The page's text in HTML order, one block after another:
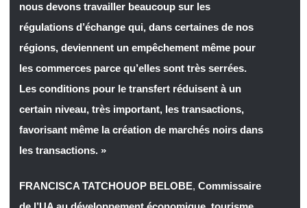
nous devons travailler beaucoup sur les
régulations d’échange qui, dans certaines de nos
régions, deviennent un empêchement même pour
les commerces parce qu’elles sont très serrées.
Les conditions pour le transfert réduisent à un
certain niveau, très important, les transactions,
favorisant même la création de marchés noirs dans
les transactions. »
FRANCISCA TATCHOUOP BELOBE, Commissaire